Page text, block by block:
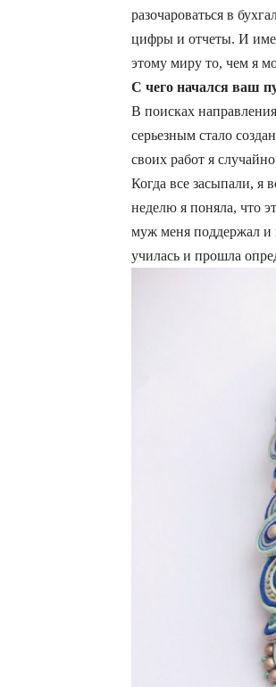
разочароваться в
цифры и отчеты. И
этому миру то, чем я
С чего начался ваш
В поисках
серьезным стало
своих работ я
Когда все засыпали, я
неделю я поняла, что
муж меня поддержал и
училась и прошла